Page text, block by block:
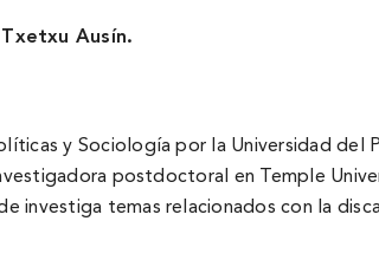
Ausí­n.
y Sociologí­a por la Universidad del
postdoctoral en Temple
investiga temas relacionados con la